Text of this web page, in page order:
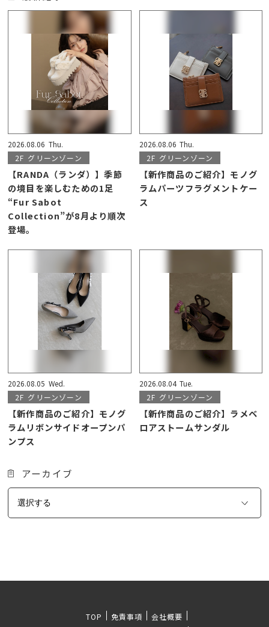
2026.08.06 Thu.
2F グリーンゾーン
【RANDA（ランダ）】季節
の境目を楽しむための1足
“Fur Sabot
Collection”が8月より順次
登場。
2026.08.06 Thu.
2F グリーンゾーン
【新作商品のご紹介】モノグ
ラムパーツフラグメントケー
ス
2026.08.05 Wed.
2F グリーンゾーン
【新作商品のご紹介】モノグ
ラムリボンサイドオープンパ
ンプス
2026.08.04 Tue.
2F グリーンゾーン
【新作商品のご紹介】ラメベ
ロアストームサンダル
アーカイブ
TOP 免責事項 会社概要